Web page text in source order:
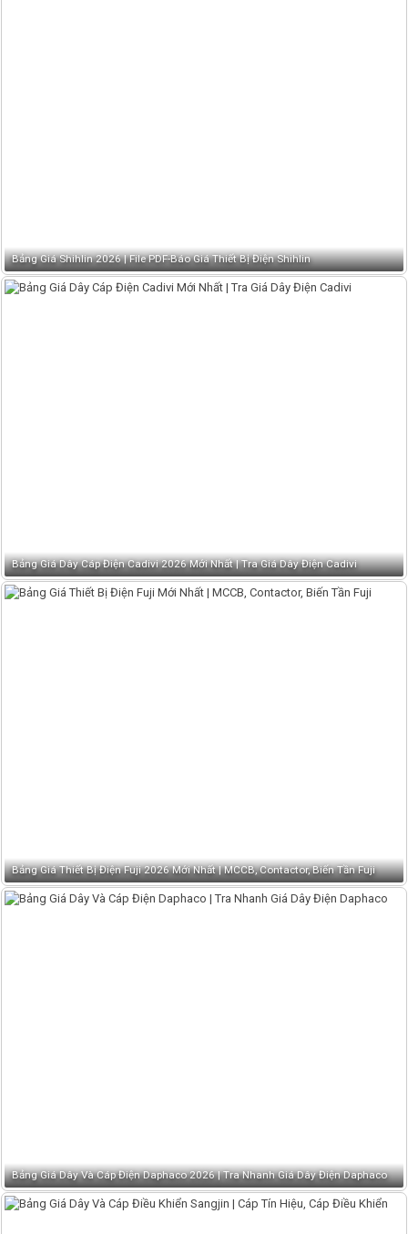
Bảng Giá Shihlin 2026 | File PDF-Báo Giá Thiết Bị Điện Shihlin
Bảng Giá Dây Cáp Điện Cadivi 2026 Mới Nhất | Tra Giá Dây Điện Cadivi
Bảng Giá Thiết Bị Điện Fuji 2026 Mới Nhất | MCCB, Contactor, Biến Tần Fuji
Bảng Giá Dây Và Cáp Điện Daphaco 2026 | Tra Nhanh Giá Dây Điện Daphaco